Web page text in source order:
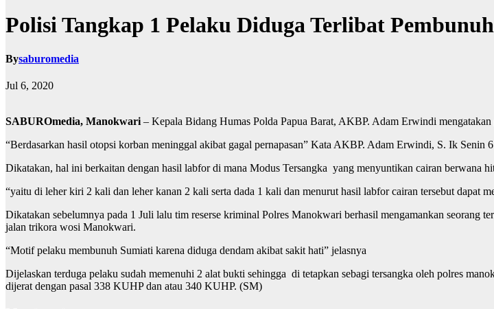
Polisi Tangkap 1 Pelaku Diduga Terlibat
Bysaburomedia
Jul 6, 2020
SABUROmedia, Manokwari – Kepala Bidang Humas Polda Papua Barat, AKBP. Adam Erwindi
“Berdasarkan hasil otopsi korban meninggal akibat gagal pernapasan” Kata AKBP. Adam Erwindi, S. Ik Senin
Dikatakan, hal ini berkaitan dengan hasil labfor di mana Modus Tersangka yang menyuntikan cairan berwana
“yaitu di leher kiri 2 kali dan leher kanan 2 kali serta dada 1 kali dan menurut hasil labfor cairan tersebut dapat
Dikatakan sebelumnya pada 1 Juli lalu tim reserse kriminal Polres Manokwari berhasil mengamankan
jalan trikora wosi Manokwari.
“Motif pelaku membunuh Sumiati karena diduga dendam akibat sakit hati” jelasnya
Dijelaskan terduga pelaku sudah memenuhi 2 alat bukti sehingga di tetapkan sebagi tersangka oleh polres
dijerat dengan pasal 338 KUHP dan atau 340 KUHP. (SM)